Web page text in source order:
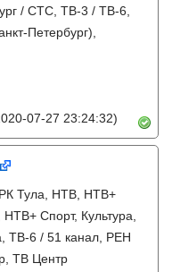
/ СТС, ТВ-3 / ТВ-6,
Петербург),
07-27 23:24:32)
Тула, НТВ, НТВ+
Спорт, Культура,
ТВ-6 / 51 канал, РЕН
ТВ Центр